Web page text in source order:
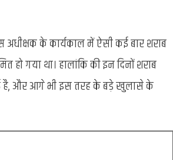
के कार्यकाल में ऐसी कई बार शराब
गया था। हालांकि की इन दिनों शराब
गई है, और आगे भी इस तरह के बड़े खुलासे के